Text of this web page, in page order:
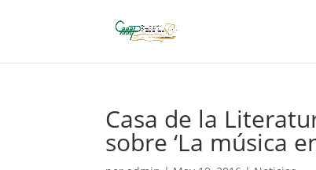
Casa de la
sobre ‘La música